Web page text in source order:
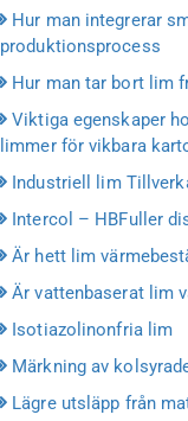
Hur man integrerar
produktionsprocess
Hur man tar bort lim
Viktiga egenskaper
limmer för vikbara
Industriell lim
Intercol – HBFuller
Är hett lim
Är vattenbaserat lim
Isotiazolinonfria lim
Märkning av
Lägre utsläpp från